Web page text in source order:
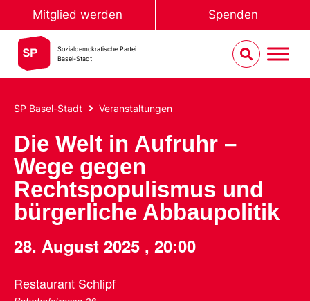
Mitglied werden Spenden
Sozialdemokratische Partei
Basel-Stadt
SP Basel-Stadt Veranstaltungen
Die Welt in Aufruhr –
Wege gegen
Rechtspopulismus und
bürgerliche Abbaupolitik
28. August 2025 , 20:00
Restaurant Schlipf